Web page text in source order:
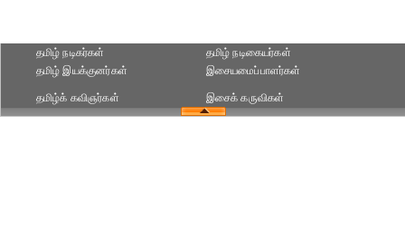
தமிழ் நடிகர்கள்
தமிழ் நடிகையர்கள்
தமிழ் இயக்குனர்கள்
இசையமைப்பாளர்கள்
தமிழ்க் கவிஞர்கள் இசைக் கருவிகள்